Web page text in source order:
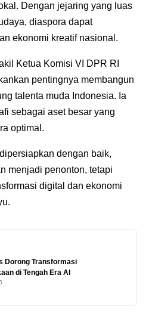
Dengan jejaring yang luas
diaspora dapat
ekonomi kreatif nasional.
Ketua Komisi VI DPR RI
pentingnya membangun
talenta muda Indonesia. Ia
sebagai aset besar yang
optimal.
dengan baik,
menjadi penonton, tetapi
digital dan ekonomi
Dorong Transformasi
di Tengah Era AI